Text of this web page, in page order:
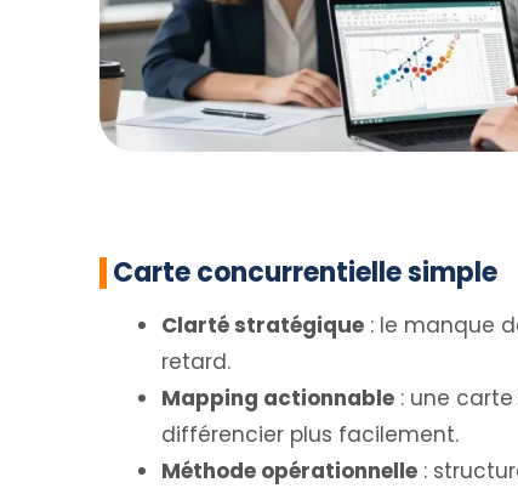
Carte concurrentielle simple
Clarté stratégique : le manque
retard.
Mapping actionnable : une
différencier plus facilement.
Méthode opérationnelle :